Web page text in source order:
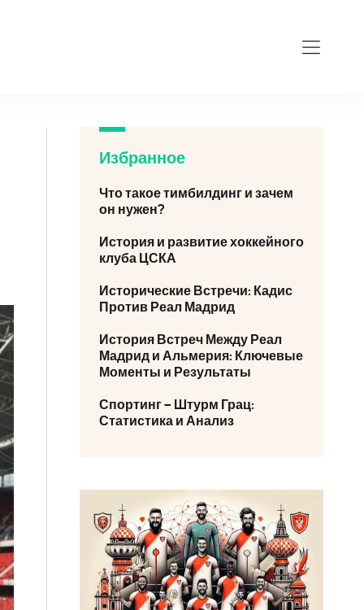
Избранное
Что такое тимбилдинг и зачем
он нужен?
История и развитие хоккейного
клуба ЦСКА
Исторические Встречи: Кадис
Против Реал Мадрид
История Встреч Между Реал
Мадрид и Альмерия: Ключевые
Моменты и Результаты
Спортинг – Штурм Грац:
Статистика и Анализ